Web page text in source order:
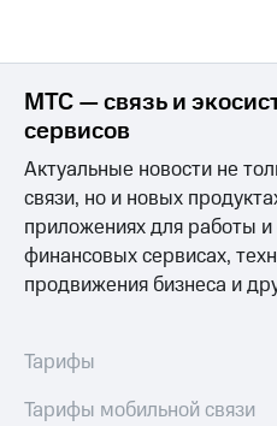
МТС — связь и
сервисов
Актуальные новости не
связи, но и новых
приложениях для работы
финансовых сервисах,
продвижения бизнеса и
Тарифы
Тарифы мобильной связи